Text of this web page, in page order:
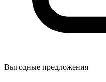
Выгодные предложения